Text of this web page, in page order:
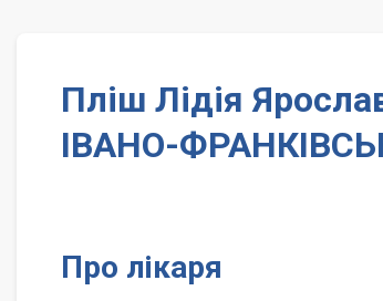
Пліш Лідія
ІВАНО-
Про лікаря